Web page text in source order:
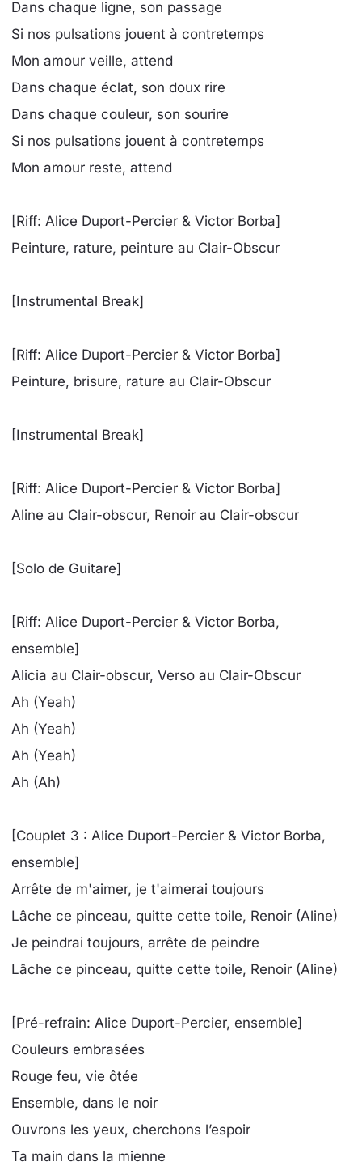
Dans chaque ligne, son passage
Si nos pulsations jouent à contretemps
Mon amour veille, attend
Dans chaque éclat, son doux rire
Dans chaque couleur, son sourire
Si nos pulsations jouent à contretemps
Mon amour reste, attend
[Riff: Alice Duport-Percier & Victor Borba]
Peinture, rature, peinture au Clair-Obscur
[Instrumental Break]
[Riff: Alice Duport-Percier & Victor Borba]
Peinture, brisure, rature au Clair-Obscur
[Instrumental Break]
[Riff: Alice Duport-Percier & Victor Borba]
Aline au Clair-obscur, Renoir au Clair-obscur
[Solo de Guitare]
[Riff: Alice Duport-Percier & Victor Borba,
ensemble]
Alicia au Clair-obscur, Verso au Clair-Obscur
Ah (Yeah)
Ah (Yeah)
Ah (Yeah)
Ah (Ah)
[Couplet 3 : Alice Duport-Percier & Victor Borba,
ensemble]
Arrête de m'aimer, je t'aimerai toujours
Lâche ce pinceau, quitte cette toile, Renoir (Aline)
Je peindrai toujours, arrête de peindre
Lâche ce pinceau, quitte cette toile, Renoir (Aline)
[Pré-refrain: Alice Duport-Percier, ensemble]
Couleurs embrasées
Rouge feu, vie ôtée
Ensemble, dans le noir
Ouvrons les yeux, cherchons l’espoir
Ta main dans la mienne